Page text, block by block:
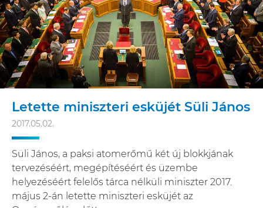
Letette miniszteri esküjét Süli János
2017.05.02.
Süli János, a paksi atomerőmű két új blokkjának
tervezéséért, megépítéséért és üzembe
helyezéséért felelős tárca nélküli miniszter 2017.
május 2-án letette miniszteri esküjét az